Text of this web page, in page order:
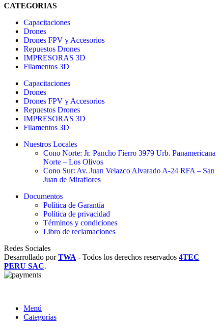
CATEGORIAS
Capacitaciones
Drones
Drones FPV y Accesorios
Repuestos Drones
IMPRESORAS 3D
Filamentos 3D
Capacitaciones
Drones
Drones FPV y Accesorios
Repuestos Drones
IMPRESORAS 3D
Filamentos 3D
Nuestros Locales
Cono Norte: Jr. Pancho Fierro 3979 Urb. Panamericana
Norte – Los Olivos
Cono Sur: Av. Juan Velazco Alvarado A-24 RFA – San
Juan de Miraflores
Documentos
Política de Garantía
Política de privacidad
Términos y condiciones
Libro de reclamaciones
Redes Sociales
Desarrollado porTWA - Todos los derechos reservados 4TEC
PERU SAC.
Menú
Categorías